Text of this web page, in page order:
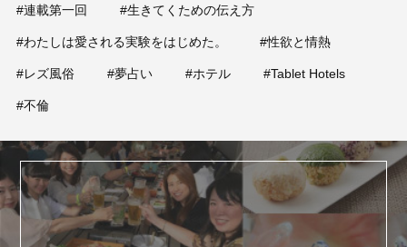
#連載第一回 #生きてくための伝え方
#わたしは愛される実験をはじめた。 #性欲と情熱
#レズ風俗 #夢占い #ホテル #Tablet Hotels
#不倫